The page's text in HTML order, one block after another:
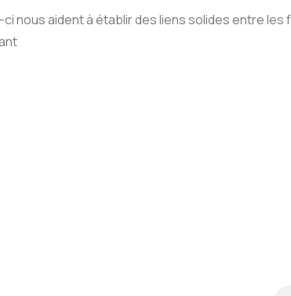
nous aident à établir des liens solides entre les